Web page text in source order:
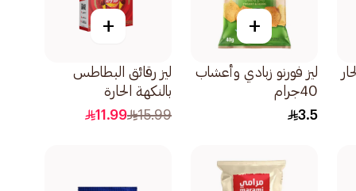
+
ليز فورنو زبادي وأعشاب
40جرام
3.5
+
ليز رقائق البطاطس
بالنكهة الحارة
12×21جرام
15.99
11.99